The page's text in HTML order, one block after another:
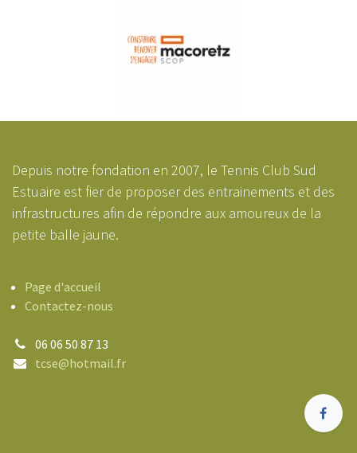
Depuis notre fondation en 2007, le Tennis Club Sud
Estuaire est fier de proposer des entrainements et des
infrastructures afin de répondre aux amoureux de la
petite balle jaune.
Page d'accueil
Contactez-nous
06 06 50 87 13
tcse@hotmail.fr